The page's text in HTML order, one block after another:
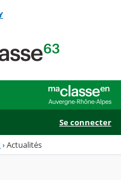
Se connecter
›Actualités